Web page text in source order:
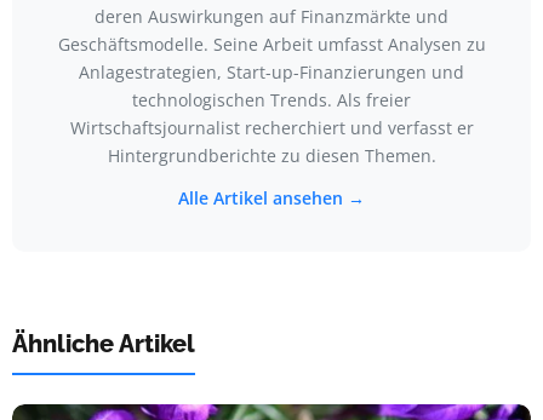
deren Auswirkungen auf Finanzmärkte und
Geschäftsmodelle. Seine Arbeit umfasst Analysen zu
Anlagestrategien, Start-up-Finanzierungen und
technologischen Trends. Als freier
Wirtschaftsjournalist recherchiert und verfasst er
Hintergrundberichte zu diesen Themen.
Alle Artikel ansehen →
Ähnliche Artikel